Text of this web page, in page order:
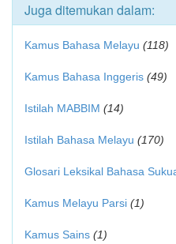
Juga ditemukan dalam:
Kamus Bahasa Melayu (118)
Kamus Bahasa Inggeris (49)
Istilah MABBIM (14)
Istilah Bahasa Melayu (170)
Glosari Leksikal Bahasa
Kamus Melayu Parsi (1)
Kamus Sains (1)